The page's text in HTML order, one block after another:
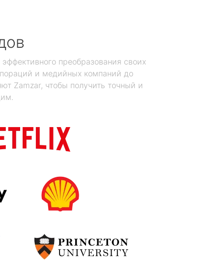
преобразования своих
и медийных компаний до
Zamzar, чтобы получить точный и